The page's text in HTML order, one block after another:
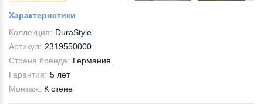
Характеристики
Коллекция: DuraStyle
Артикул: 2319550000
Страна бренда: Германия
Гарантия: 5 лет
Монтаж: К стене